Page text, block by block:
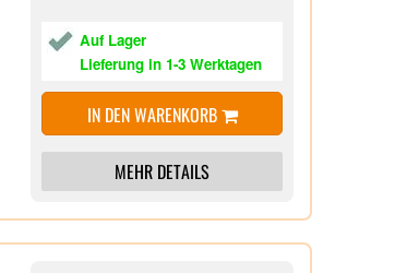
Auf Lager
Lieferung in 1-3 Werktagen
IN DEN WARENKORB
MEHR DETAILS